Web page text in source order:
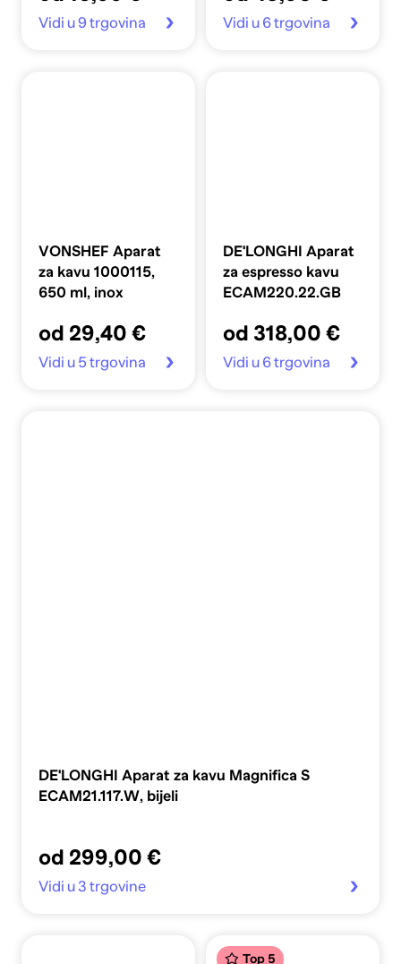
Vidi u 9 trgovina Vidi u 6 trgovina
VONSHEF Aparat
za kavu 1000115,
650 ml, inox
od 29,40 €
Vidi u 5 trgovina
DE'LONGHI Aparat
za espresso kavu
ECAM220.22.GB
od 318,00 €
Vidi u 6 trgovina
DE'LONGHI Aparat za kavu Magnifica S
ECAM21.117.W, bijeli
od 299,00 €
Vidi u 3 trgovine
Top 5